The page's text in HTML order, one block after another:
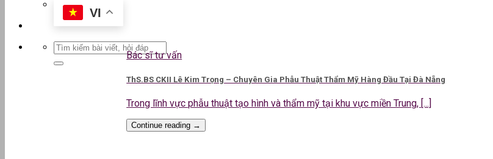
VI
Bác sĩ tư vấn
ThS.BS CKII Lê Kim Trọng – Chuyên Gia Phẫu Thuật Thẩm Mỹ Hàng Đầu Tại Đà Nẵng
Trong lĩnh vực phẫu thuật tạo hình và thẩm mỹ tại khu vực miền Trung, [...]
Continue reading →